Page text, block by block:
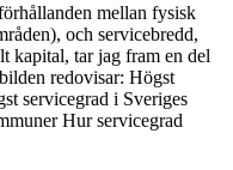
mellan fysisk
och servicebredd,
kapital, tar jag fram en del
redovisar: Högst
servicegrad i Sveriges
Hur servicegrad